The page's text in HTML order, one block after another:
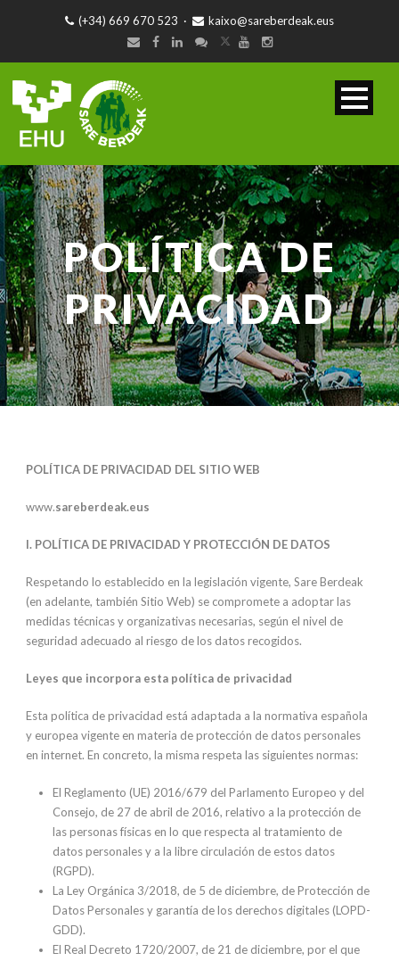
(+34) 669 670 523 · kaixo@sareberdeak.eus
POLÍTICA DE
PRIVACIDAD
POLÍTICA DE PRIVACIDAD DEL SITIO WEB
www.sareberdeak.eus
I. POLÍTICA DE PRIVACIDAD Y PROTECCIÓN DE DATOS
Respetando lo establecido en la legislación vigente, Sare Berdeak
(en adelante, también Sitio Web) se compromete a adoptar las
medidas técnicas y organizativas necesarias, según el nivel de
seguridad adecuado al riesgo de los datos recogidos.
Leyes que incorpora esta política de privacidad
Esta política de privacidad está adaptada a la normativa española
y europea vigente en materia de protección de datos personales
en internet. En concreto, la misma respeta las siguientes normas:
El Reglamento (UE) 2016/679 del Parlamento Europeo y del
Consejo, de 27 de abril de 2016, relativo a la protección de
las personas físicas en lo que respecta al tratamiento de
datos personales y a la libre circulación de estos datos
(RGPD).
La Ley Orgánica 3/2018, de 5 de diciembre, de Protección de
Datos Personales y garantía de los derechos digitales (LOPD-
GDD).
El Real Decreto 1720/2007, de 21 de diciembre, por el que